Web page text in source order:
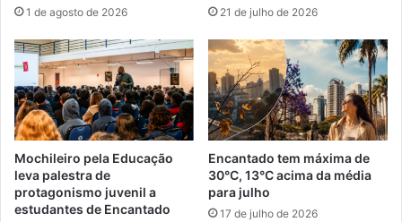
1 de agosto de 2026 21 de julho de 2026
Mochileiro pela Educação
leva palestra de
protagonismo juvenil a
estudantes de Encantado
Encantado tem máxima de
30°C, 13°C acima da média
para julho
17 de julho de 2026